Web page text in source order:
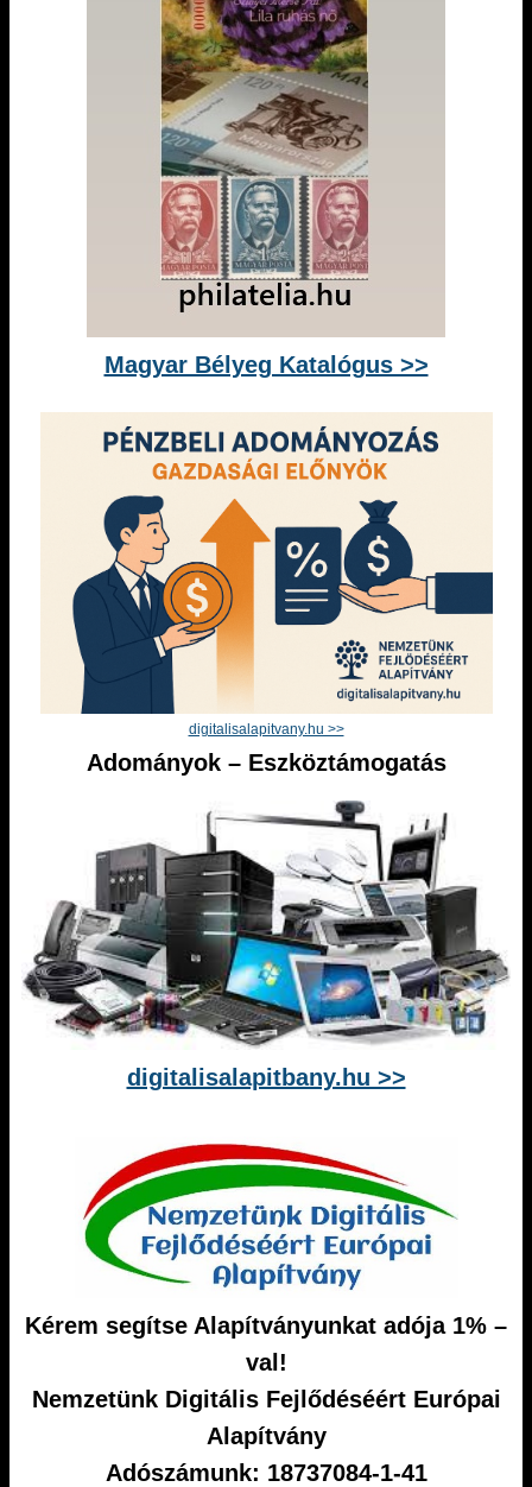
Magyar Bélyeg Katalógus >>
digitalisalapitvany.hu >>
Adományok – Eszköztámogatás
digitalisalapitbany.hu >>
Kérem segítse Alapítványunkat adója 1% –
val!
Nemzetünk Digitális Fejlődéséért Európai
Alapítvány
Adószámunk: 18737084-1-41